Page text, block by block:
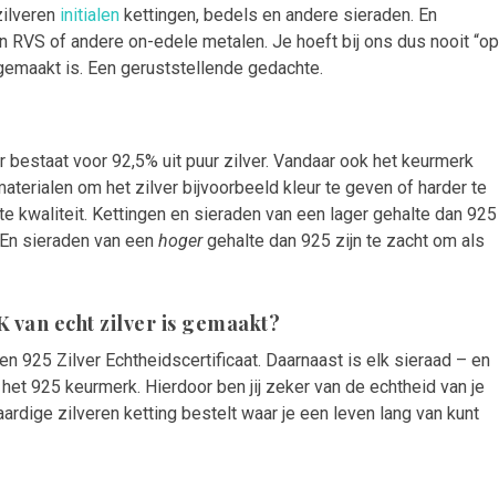
initialen kettingen, bedels en andere sieraden. En
RVS of andere on-edele metalen. Je hoeft bij ons dus nooit “op
is. Een geruststellende gedachte.
voor 92,5% uit puur zilver. Vandaar ook het keurmerk
om het zilver bijvoorbeeld kleur te geven of harder te
kwaliteit. Kettingen en sieraden van een lager gehalte dan 925
sieraden van een hogergehalte dan 925 zijn te zacht om als
van echt zilver is gemaakt?
925 Zilver Echtheidscertificaat. Daarnaast is elk sieraad – en
925 keurmerk. Hierdoor ben jij zeker van de echtheid van je
zilveren ketting bestelt waar je een leven lang van kunt